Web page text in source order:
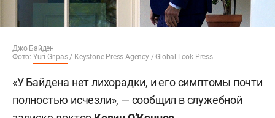
Джо Байден
Фото: Yuri Gripas/ Keystone Press Agency / Global Look Press
«У Байдена нет лихорадки, и его симптомы почти
полностью исчезли», — сообщил в служебной